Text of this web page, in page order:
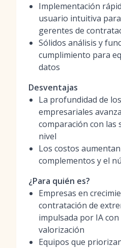
Implementación
usuario intuitiva
gerentes de
Sólidos análisis y
cumplimiento para
datos
Desventajas
La profundidad de
empresariales
comparación con las
nivel
Los costos
complementos y el
¿Para quién es?
Empresas en
contratación de
impulsada por IA
valorización
Equipos que